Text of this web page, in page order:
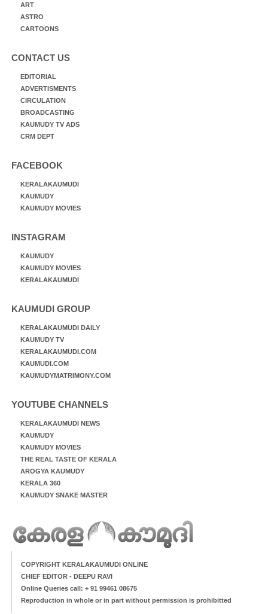
ART
ASTRO
CARTOONS
CONTACT US
EDITORIAL
ADVERTISMENTS
CIRCULATION
BROADCASTING
KAUMUDY TV ADS
CRM DEPT
FACEBOOK
KERALAKAUMUDI
KAUMUDY
KAUMUDY MOVIES
INSTAGRAM
KAUMUDY
KAUMUDY MOVIES
KERALAKAUMUDI
KAUMUDI GROUP
KERALAKAUMUDI DAILY
KAUMUDY TV
KERALAKAUMUDI.COM
KAUMUDI.COM
KAUMUDYMATRIMONY.COM
YOUTUBE CHANNELS
KERALAKAUMUDI NEWS
KAUMUDY
KAUMUDY MOVIES
THE REAL TASTE OF KERALA
AROGYA KAUMUDY
KERALA 360
KAUMUDY SNAKE MASTER
COPYRIGHT KERALAKAUMUDI ONLINE
CHIEF EDITOR - DEEPU RAVI
Online Queries call: + 91 99461 08675
Reproduction in whole or in part without permission is prohibitted